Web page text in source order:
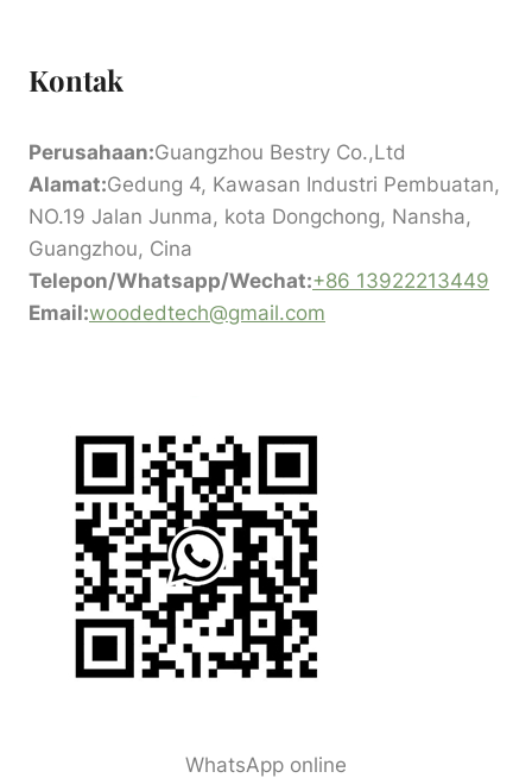
Kontak
Perusahaan:Guangzhou Bestry Co.,Ltd
Alamat:Gedung 4, Kawasan Industri Pembuatan,
NO.19 Jalan Junma, kota Dongchong, Nansha,
Guangzhou, Cina
Telepon/Whatsapp/Wechat:+86 13922213449
Email:woodedtech@gmail.com
WhatsApp online